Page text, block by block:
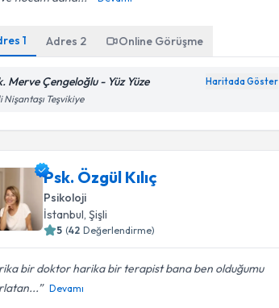
1 Adres 2 Online Görüşme
Merve Çengeloğlu - Yüz Yüze Haritada Göster
Nişantaşı Teşvikiye
Psk. Özgül Kılıç
Psikoloji
İstanbul, Şişli
5 (42 Değerlendirme)
bir doktor harika bir terapist bana ben olduğumu
Devamı